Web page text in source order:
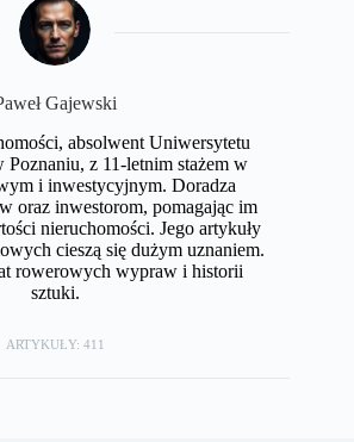
Gajewski
absolwent Uniwersytetu
z 11-letnim stażem w
i inwestycyjnym. Doradza
oraz inwestorom, pomagając im
nieruchomości. Jego artykuły
cieszą się dużym uznaniem.
rowerowych wypraw i historii
sztuki.
ARTYKUŁY: 411